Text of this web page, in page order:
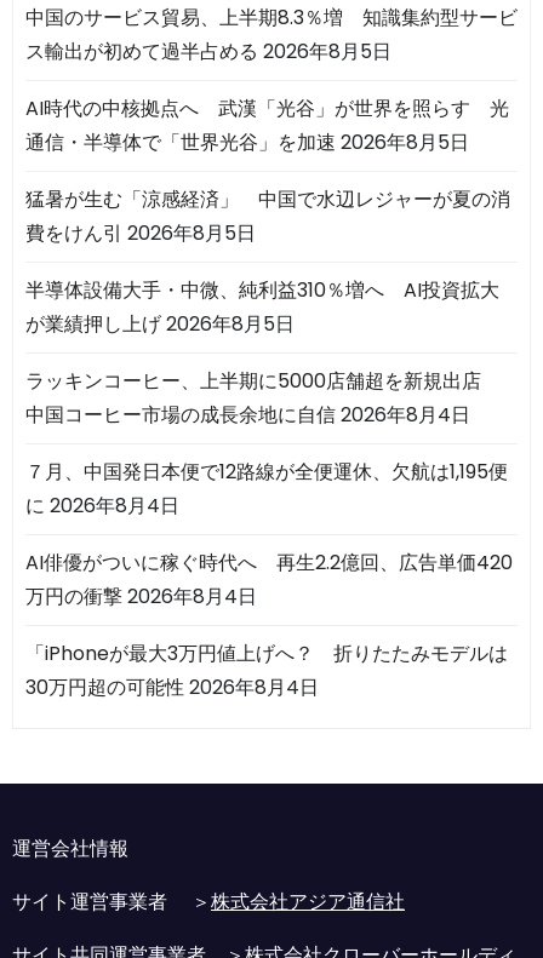
中国のサービス貿易、上半期8.3％増 知識集約型サービ
ス輸出が初めて過半占める 2026年8月5日
AI時代の中核拠点へ 武漢「光谷」が世界を照らす 光
通信・半導体で「世界光谷」を加速 2026年8月5日
猛暑が生む「涼感経済」 中国で水辺レジャーが夏の消
費をけん引 2026年8月5日
半導体設備大手・中微、純利益310％増へ AI投資拡大
が業績押し上げ2026年8月5日
ラッキンコーヒー、上半期に5000店舗超を新規出店
中国コーヒー市場の成長余地に自信2026年8月4日
７月、中国発日本便で12路線が全便運休、欠航は1,195便
に 2026年8月4日
AI俳優がついに稼ぐ時代へ 再生2.2億回、広告単価420
万円の衝撃2026年8月4日
「iPhoneが最大3万円値上げへ？ 折りたたみモデルは
30万円超の可能性2026年8月4日
運営会社情報
サイト運営事業者 ＞株式会社アジア通信社